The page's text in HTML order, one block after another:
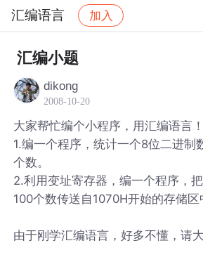
汇编语言 加入
社区 汇编语言
汇编小题
dikong
2008-10-20
大家帮忙编个小程序，用汇编语言！
1.编一个程序，统计一个8位二进制
个数。
2.利用变址寄存器，编一个程序，
100个数传送自1070H开始的存储区
由于刚学汇编语言，好多不懂，请